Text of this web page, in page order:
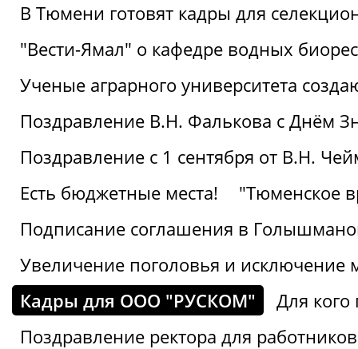
В Тюмени готовят кадры для
"Вести-Ямал" о кафедре водных
Ученые аграрного университета
Поздравление В.Н. Фалькова с Днём
Поздравление с 1 сентября от В.Н.
Есть бюджетные места!
"Тюменское
Подписание соглашения в
Увеличение поголовья и исключение
Кадры для ООО "РУСКОМ"
Для кого
Поздравление ректора для